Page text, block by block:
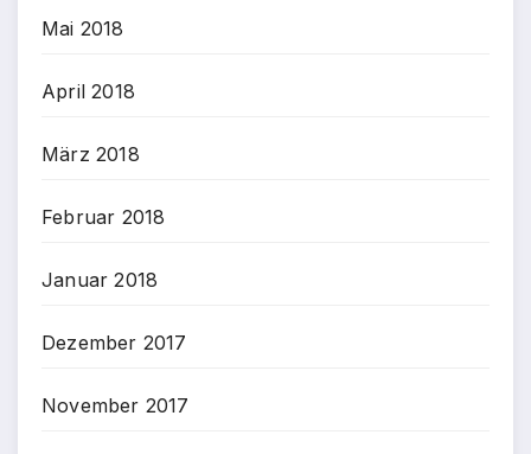
Mai 2018
April 2018
März 2018
Februar 2018
Januar 2018
Dezember 2017
November 2017